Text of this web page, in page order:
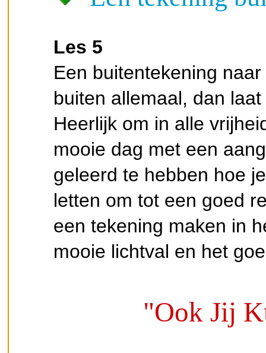
Les 5
Een buitentekening
buiten allemaal, dan
Heerlijk om in alle
mooie dag met een
geleerd te hebben hoe
letten om tot een goed
een tekening maken in
mooie lichtval en het
"Ook Jij